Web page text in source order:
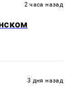
2 часа назад
3 дня назад